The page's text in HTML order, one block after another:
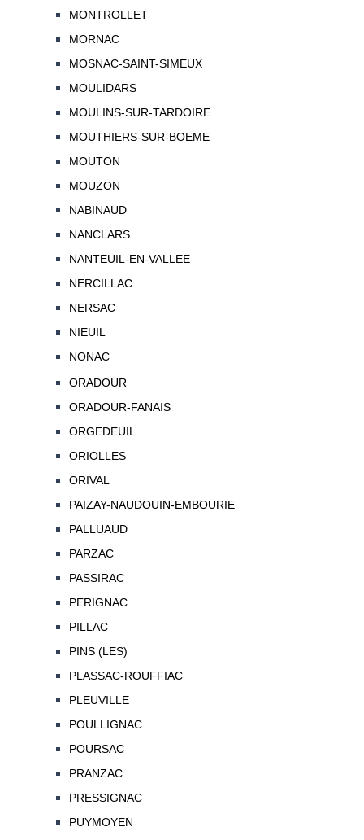
MONTROLLET
MORNAC
MOSNAC-SAINT-SIMEUX
MOULIDARS
MOULINS-SUR-TARDOIRE
MOUTHIERS-SUR-BOEME
MOUTON
MOUZON
NABINAUD
NANCLARS
NANTEUIL-EN-VALLEE
NERCILLAC
NERSAC
NIEUIL
NONAC
ORADOUR
ORADOUR-FANAIS
ORGEDEUIL
ORIOLLES
ORIVAL
PAIZAY-NAUDOUIN-EMBOURIE
PALLUAUD
PARZAC
PASSIRAC
PERIGNAC
PILLAC
PINS (LES)
PLASSAC-ROUFFIAC
PLEUVILLE
POULLIGNAC
POURSAC
PRANZAC
PRESSIGNAC
PUYMOYEN